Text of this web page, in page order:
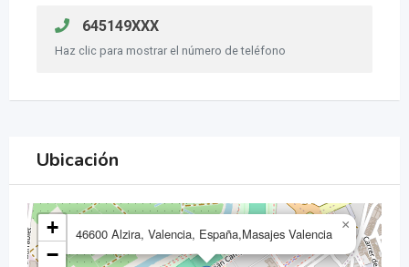
645149XXX
Haz clic para mostrar el número de teléfono
Ubicación
46600 Alzira, Valencia, España,Masajes Valencia
×
+
−